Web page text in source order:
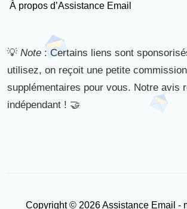
À propos d’Assistance Email
💡 Note : Certains liens sont
utilisez, on reçoit une petite
supplémentaires pour vous. Notre avis
indépendant ! 🤝
Copyright © 2026 Assistance Email -